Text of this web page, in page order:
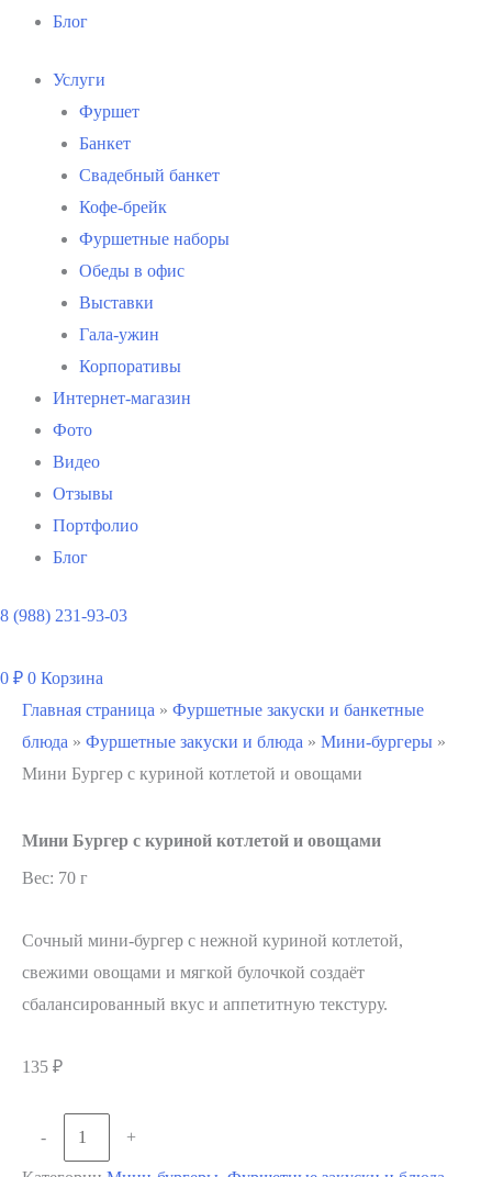
Блог
Услуги
Фуршет
Банкет
Свадебный банкет
Кофе-брейк
Фуршетные наборы
Обеды в офис
Выставки
Гала-ужин
Корпоративы
Интернет-магазин
Фото
Видео
Отзывы
Портфолио
Блог
8 (988) 231-93-03
0 ₽ 0 Корзина
Главная страница » Фуршетные закуски и банкетные
блюда » Фуршетные закуски и блюда » Мини-бургеры »
Мини Бургер с куриной котлетой и овощами
Мини Бургер с куриной котлетой и овощами
Вес: 70 г
Сочный мини-бургер с нежной куриной котлетой,
свежими овощами и мягкой булочкой создаёт
сбалансированный вкус и аппетитную текстуру.
135 ₽
-
Количество
товара
+